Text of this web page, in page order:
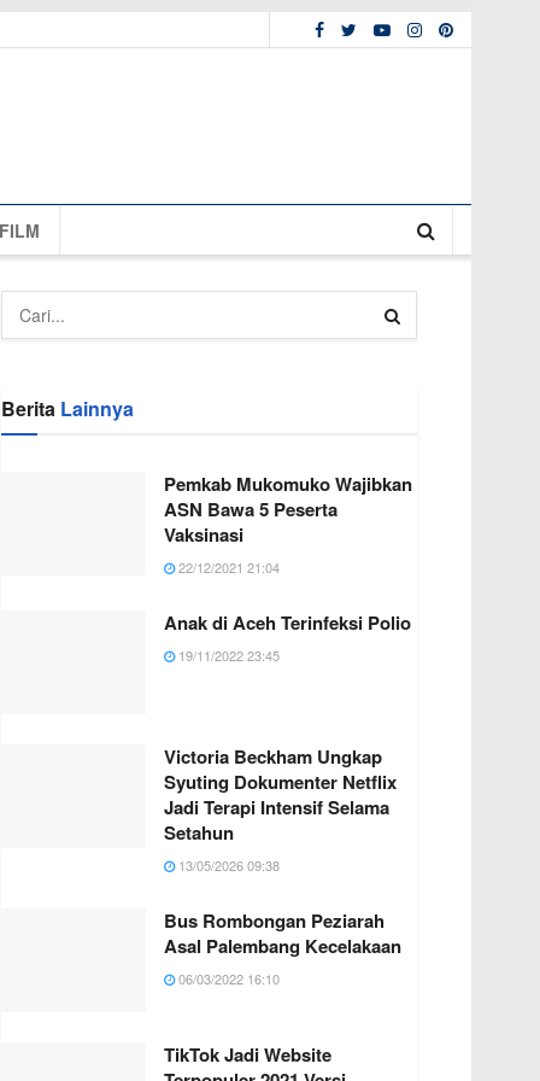
Berita Lainnya
Pemkab Mukomuko Wajibkan
ASN Bawa 5 Peserta
Vaksinasi
22/12/2021 21:04
Anak di Aceh Terinfeksi Polio
19/11/2022 23:45
Victoria Beckham Ungkap
Syuting Dokumenter Netflix
Jadi Terapi Intensif Selama
Setahun
13/05/2026 09:38
Bus Rombongan Peziarah
Asal Palembang Kecelakaan
06/03/2022 16:10
TikTok Jadi Website